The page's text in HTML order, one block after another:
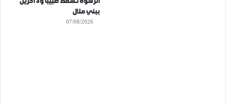
ببني ملال
07/08/2026